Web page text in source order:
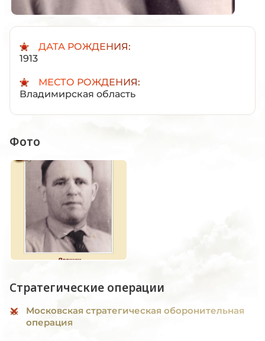
ДАТА РОЖДЕНИЯ:
1913
МЕСТО РОЖДЕНИЯ:
Владимирская область
Фото
Стратегические операции
Московская стратегическая оборонительная
операция